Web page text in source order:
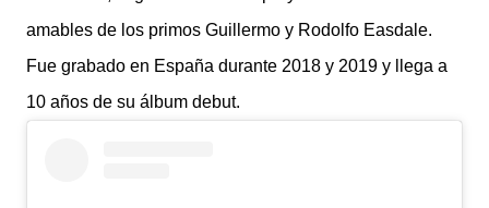
amables de los primos Guillermo y Rodolfo Easdale.
Fue grabado en España durante 2018 y 2019 y llega a
10 años de su álbum debut.